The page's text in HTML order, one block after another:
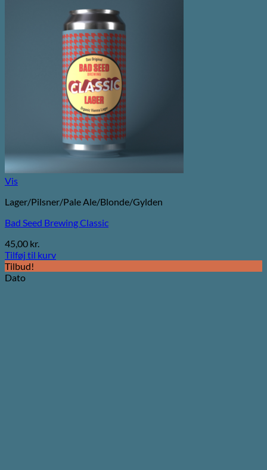
Vis
Lager/Pilsner/Pale Ale/Blonde/Gylden
Bad Seed Brewing Classic
45,00 kr.
Tilføj til kurv
Tilbud!
Dato